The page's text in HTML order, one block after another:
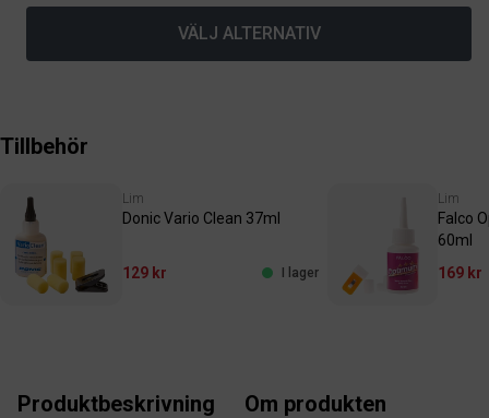
VÄLJ ALTERNATIV
Tillbehör
Lim
Donic Vario Clean 37ml
129 kr I lager
Lim
Falco
60ml
169 kr
Produktbeskrivning Om produkten